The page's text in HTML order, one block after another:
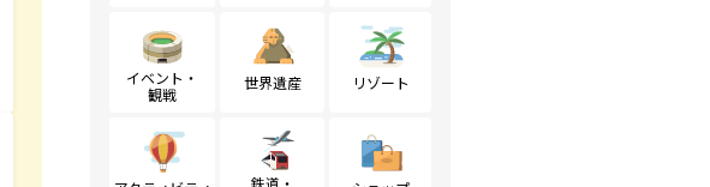
イベント・
観戦
世界遺産 リゾート
鉄道・